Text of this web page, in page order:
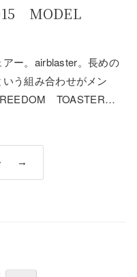
MODEL
ー。airblaster。長めの
う組み合わせがメン
TOASTER